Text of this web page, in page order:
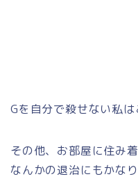
Gを自分で殺せない私は
その他、お部屋に住み
なんかの退治にもかな